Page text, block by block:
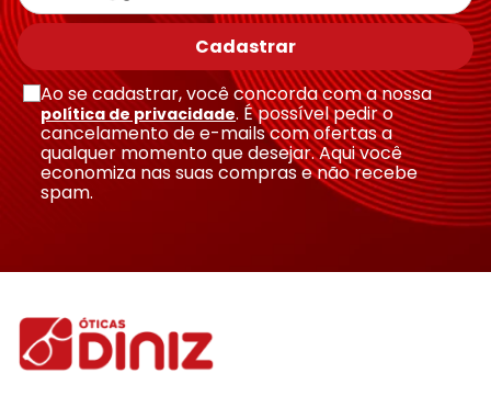
Cadastrar
Ao se cadastrar, você concorda com a nossa
política de privacidade. É possível pedir o
cancelamento de e-mails com ofertas a
qualquer momento que desejar. Aqui você
economiza nas suas compras e não recebe
spam.